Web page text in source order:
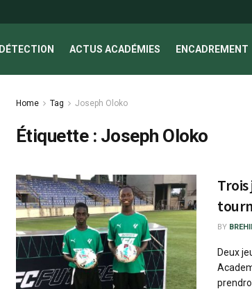
DÉTECTION ACTUS ACADÉMIES ENCADREMENT
Home Tag Joseph Oloko
Étiquette : Joseph Oloko
BY
Deux